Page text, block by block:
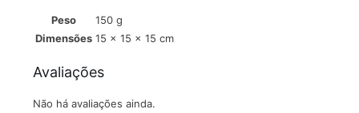
Peso
150 g
Dimensões 15 × 15 × 15 cm
Avaliações
Não há avaliações ainda.